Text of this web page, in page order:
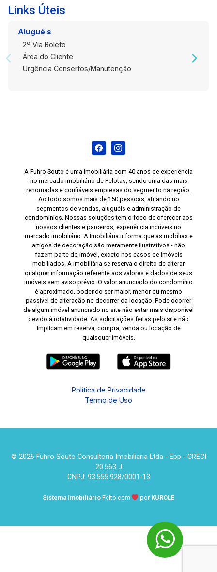
Links Úteis
Aluguéis
2º Via Boleto
Área do Cliente
Urgência Consertos/Manutenção
A Fuhro Souto é uma imobiliária com 40 anos de experiência
no mercado imobiliário de Pelotas, sendo uma das mais
renomadas e confiáveis empresas do segmento na região.
Ao todo somos mais de 150 pessoas, atuando no
segmentos de vendas, aluguéis e administração de
condomínios. Nossas soluções tem o foco de oferecer aos
nossos clientes e parceiros, experiência incríveis no
mercado imobiliário. A Imobiliária informa que as mobílias e
artigos de decoração são meramente ilustrativos - não
fazem parte do imóvel, exceto nos casos de imóveis
mobiliados. A imobiliária se reserva o direito de alterar
qualquer informação referente aos valores e dados de seus
imóveis sem aviso prévio. O valor anunciado do condomínio
é aproximado, podendo ser maior, menor ou mesmo
passível de alteração no decorrer da locação. Pode ocorrer
de algum imóvel anunciado no site não estar mais disponível
devido à rotatividade. As solicitações feitas pelo site não
implicam em reserva, compra, venda ou locação de
quaisquer imóveis.
Política de Privacidade
Termo de Uso
© 2026 Fuhro Souto Consultoria Imobiliaria Ltda - Epp - CRECI
20.563 J
CNPJ: 93.555.928/0001-13
Sistema Imobiliário Feito com por KUROLE